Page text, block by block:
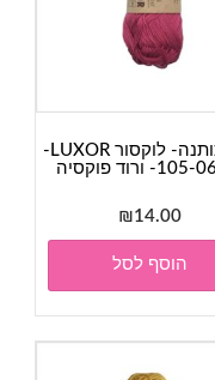
חוט כותנה- לוקסור LUXOR-
₪14.00
הוסף לסל